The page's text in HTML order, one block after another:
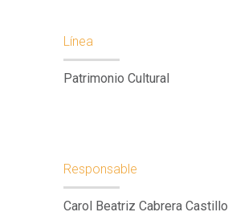
Línea
Patrimonio Cultural
Responsable
Carol Beatriz Cabrera Castillo